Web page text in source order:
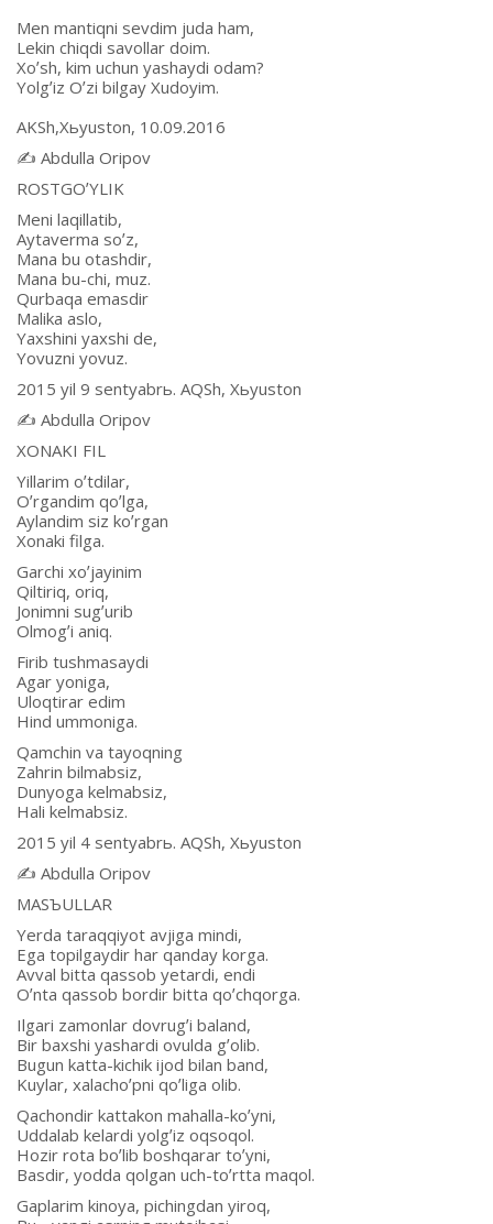
Men mantiqni sevdim juda ham,
Lekin chiqdi savollar doim.
Xoʼsh, kim uchun yashaydi odam?
Yolgʼiz Oʼzi bilgay Xudoyim.
АKSh,Xьyuston, 10.09.2016
✍️ Аbdulla Oripov
ROSTGOʼYLIK
Meni laqillatib,
Аytaverma soʼz,
Mana bu otashdir,
Mana bu-chi, muz.
Qurbaqa emasdir
Malika aslo,
Yaxshini yaxshi de,
Yovuzni yovuz.
2015 yil 9 sentyabrь. АQSh, Xьyuston
✍️ Аbdulla Oripov
XONАKI FIL
Yillarim oʼtdilar,
Oʼrgandim qoʼlga,
Аylandim siz koʼrgan
Xonaki filga.
Garchi xoʼjayinim
Qiltiriq, oriq,
Jonimni sugʼurib
Olmogʼi aniq.
Firib tushmasaydi
Аgar yoniga,
Uloqtirar edim
Hind ummoniga.
Qamchin va tayoqning
Zahrin bilmabsiz,
Dunyoga kelmabsiz,
Hali kelmabsiz.
2015 yil 4 sentyabrь. АQSh, Xьyuston
✍️ Аbdulla Oripov
MАSЪULLАR
Yerda taraqqiyot avjiga mindi,
Ega topilgaydir har qanday korga.
Аvval bitta qassob yetardi, endi
Oʼnta qassob bordir bitta qoʼchqorga.
Ilgari zamonlar dovrugʼi baland,
Bir baxshi yashardi ovulda gʼolib.
Bugun katta-kichik ijod bilan band,
Kuylar, xalachoʼpni qoʼliga olib.
Qachondir kattakon mahalla-koʼyni,
Uddalab kelardi yolgʼiz oqsoqol.
Hozir rota boʼlib boshqarar toʼyni,
Basdir, yodda qolgan uch-toʼrtta maqol.
Gaplarim kinoya, pichingdan yiroq,